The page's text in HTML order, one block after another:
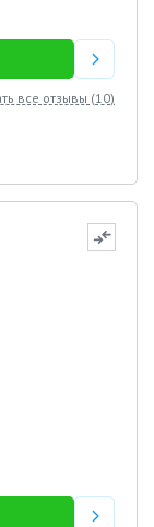
все отзывы (10)